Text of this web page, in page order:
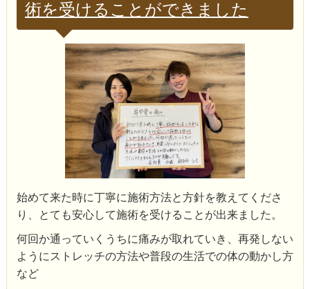
術を受けることができました
始めて来た時に丁寧に施術方法と方針を教えてくださ
り、とても安心して施術を受けることが出来ました。
何回か通っていくうちに痛みが取れていき、再発しない
ようにストレッチの方法や普段の生活での体の動かし方
など